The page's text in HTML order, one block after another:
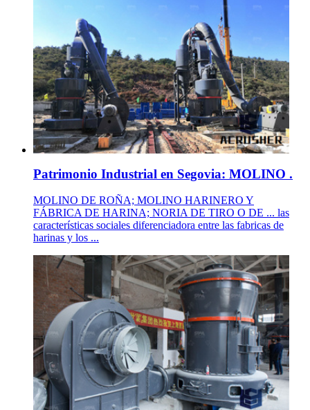
Patrimonio Industrial en Segovia: MOLINO .
MOLINO DE ROÑA; MOLINO HARINERO Y
FÁBRICA DE HARINA; NORIA DE TIRO O DE ... las
características sociales diferenciadora entre las fabricas de
harinas y los ...